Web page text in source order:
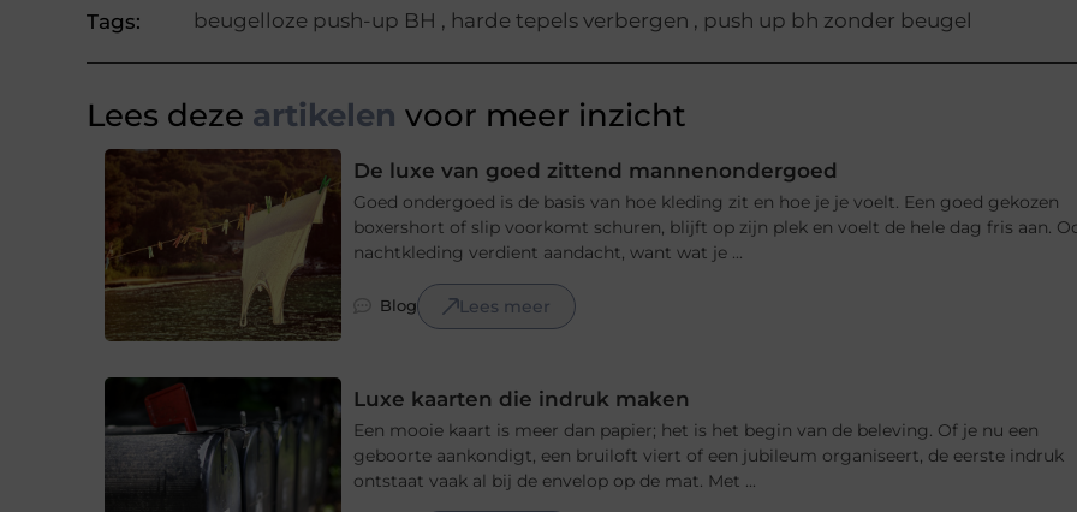
Tags: beugelloze push-up BH , harde tepels verbergen , push up bh zonder beugel
Lees deze artikelen voor meer inzicht
De luxe van goed zittend mannenondergoed
Goed ondergoed is de basis van hoe kleding zit en hoe je je voelt. Een goed gekozen
boxershort of slip voorkomt schuren, blijft op zijn plek en voelt de hele dag fris aan.
nachtkleding verdient aandacht, want wat je ...
Blog Lees meer
Luxe kaarten die indruk maken
Een mooie kaart is meer dan papier; het is het begin van de beleving. Of je nu een
geboorte aankondigt, een bruiloft viert of een jubileum organiseert, de eerste indruk
ontstaat vaak al bij de envelop op de mat. Met ...